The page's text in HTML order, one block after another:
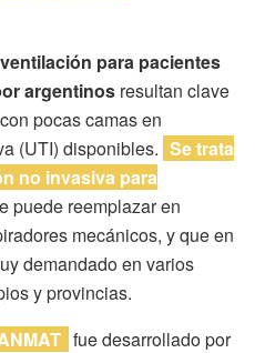
para pacientes
argentinos resultan clave
pocas camas en
(UTI) disponibles. Se trata
no invasiva para
puede reemplazar en
mecánicos, y que en
demandado en varios
y provincias.
fue desarrollado por